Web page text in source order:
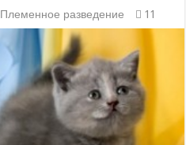
Племенное разведение 11